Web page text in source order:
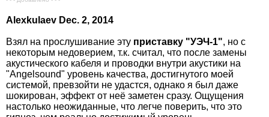
Аlexkulaev Dec. 2, 2014
Взял на прослушивание эту приставку "УЭЧ-1", но с
некоторым недоверием, т.к. считал, что после замены
акустического кабеля и проводки внутри акустики на
"Angelsound" уровень качества, достигнутого моей
системой, превзойти не удастся, однако я был даже
шокирован, эффект от неё заметен сразу. Ощущения
настолько неожиданные, что легче поверить, что это